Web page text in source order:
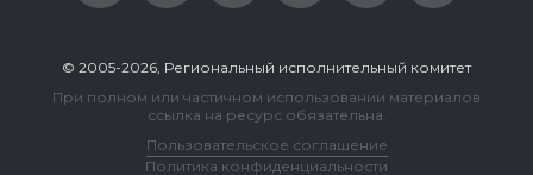
© 2005-2026, Региональный исполнительный комитет
При полном или частичном использовании материалов
ссылка на ресурс обязательна.
Пользовательское соглашение
Политика конфиденциальности